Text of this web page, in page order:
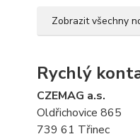
Zobrazit všechny
Rychlý
CZEMAG a.s.
Oldřichovice 865
739 61 Třinec